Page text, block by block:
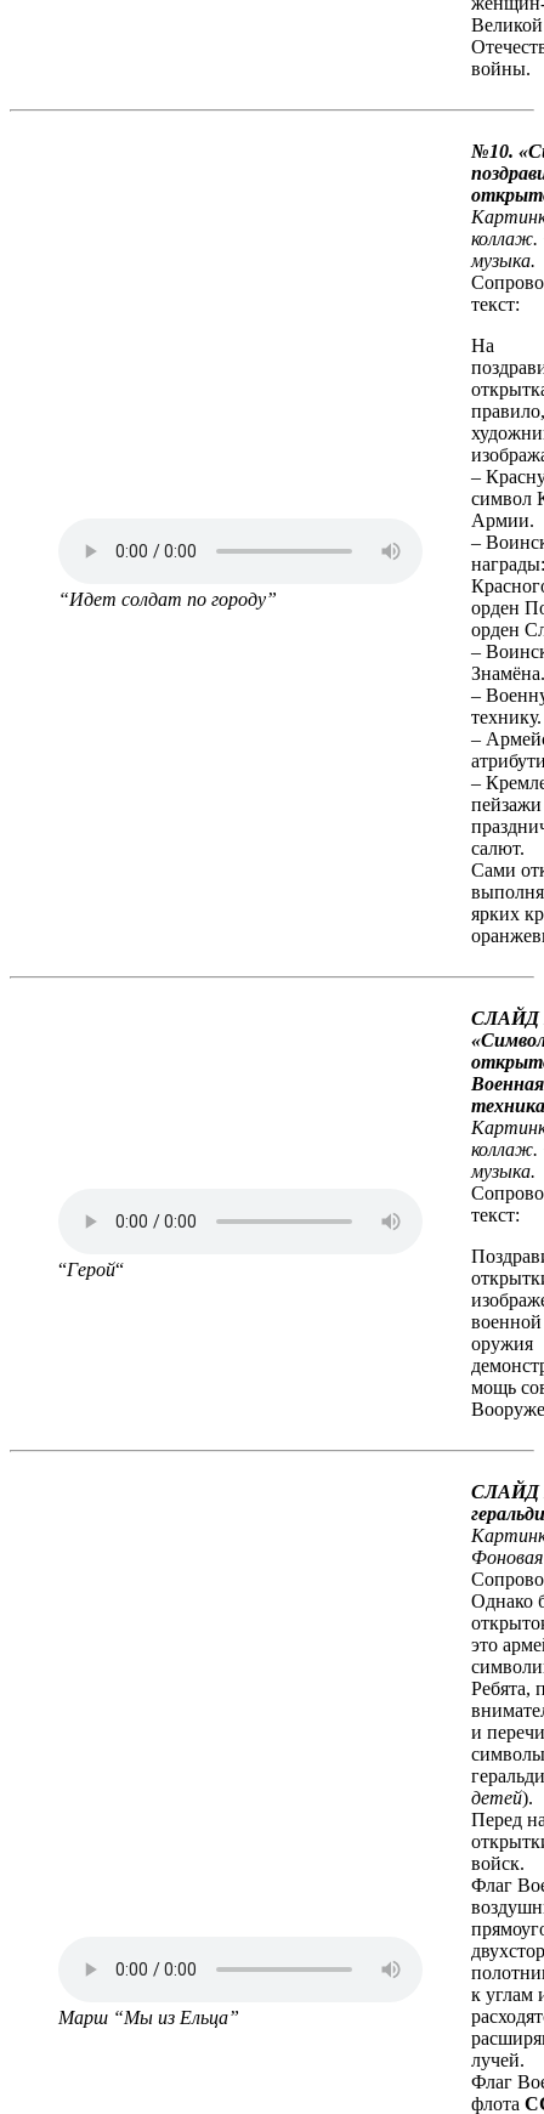
Великой
войны.
“Идет солдат по городу”
№10.
коллаж.
музыка.
текст:
На
правило,
–
символ
Армии.
–
орден
орден
–
Знамёна.
–
технику.
–
–
салют.
Сами
ярких
“Герой“
СЛАЙД
Военная
коллаж.
музыка.
текст:
оружия
мощь
Марш “Мы из Ельца”
СЛАЙД
Однако
это
Ребята,
и
детей).
Перед
войск.
Флаг
к углам
лучей.
Флаг
флота